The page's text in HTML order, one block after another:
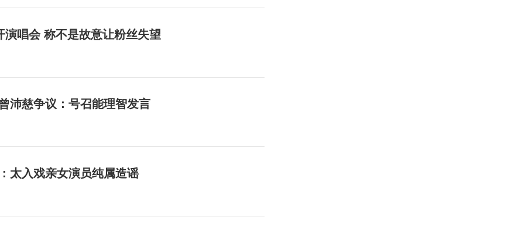
演唱会 称不是故意让粉丝失望
沛慈争议：号召能理智发言
太入戏亲女演员纯属造谣